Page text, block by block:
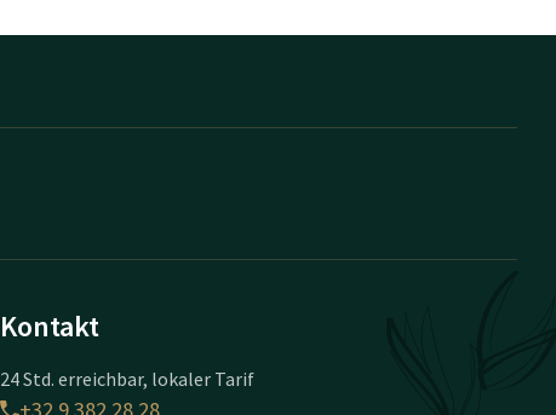
Kontakt
24 Std. erreichbar, lokaler Tarif